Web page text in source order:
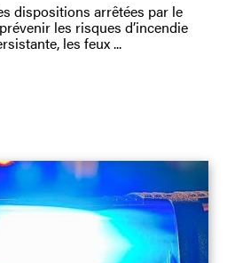
dispositions arrêtées par le
les risques d’incendie
les feux